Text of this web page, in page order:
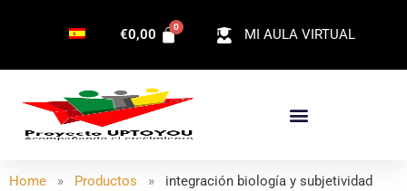
MI AULA VIRTUAL
€0,00
Home » Productos » integración biología y subjetividad